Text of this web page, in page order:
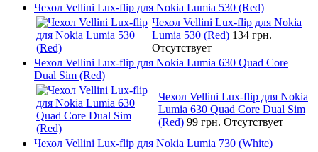
Чехол Vellini Lux-flip для Nokia Lumia 530 (Red)
Чехол Vellini Lux-flip для Nokia
Lumia 530 (Red) 134 грн.
Отсутствует
Чехол Vellini Lux-flip для Nokia Lumia 630 Quad Core
Dual Sim (Red)
Чехол Vellini Lux-flip для Nokia
Lumia 630 Quad Core Dual Sim
(Red) 99 грн. Отсутствует
Чехол Vellini Lux-flip для Nokia Lumia 730 (White)